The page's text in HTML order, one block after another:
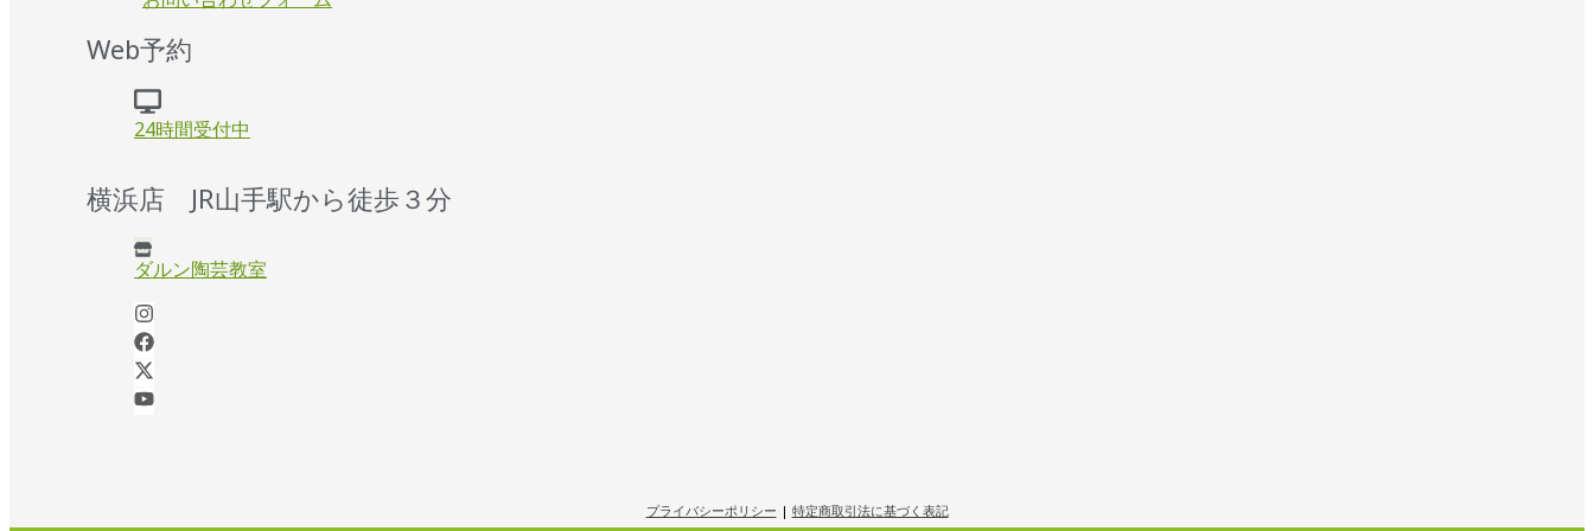
Web予約
24時間受付中
横浜店 JR山手駅から徒歩３分
ダルン陶芸教室
プライバシーポリシー | 特定商取引法に基づく表記